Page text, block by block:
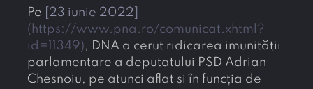
Pe 23 iunie 2022
( https://www.pna.ro/comunicat.xhtml?
id=11349), DNA a cerut ridicarea imunității
parlamentare a deputatului PSD Adrian
Chesnoiu, pe atunci aflat și în funcția de